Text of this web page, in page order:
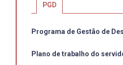
PGD
Programa de Gestão de
Plano de trabalho do